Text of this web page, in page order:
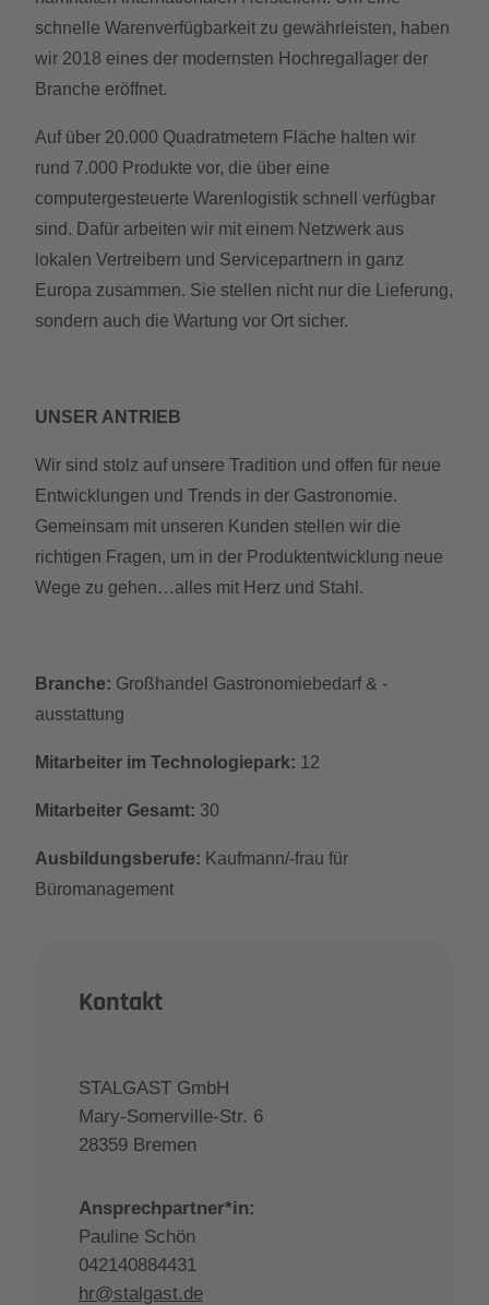
schnelle Warenverfügbarkeit zu gewährleisten, haben
wir 2018 eines der modernsten Hochregallager der
Branche eröffnet.
Auf über 20.000 Quadratmetern Fläche halten wir
rund 7.000 Produkte vor, die über eine
computergesteuerte Warenlogistik schnell verfügbar
sind. Dafür arbeiten wir mit einem Netzwerk aus
lokalen Vertreibern und Servicepartnern in ganz
Europa zusammen. Sie stellen nicht nur die Lieferung,
sondern auch die Wartung vor Ort sicher.
UNSER ANTRIEB
Wir sind stolz auf unsere Tradition und offen für neue
Entwicklungen und Trends in der Gastronomie.
Gemeinsam mit unseren Kunden stellen wir die
richtigen Fragen, um in der Produktentwicklung neue
Wege zu gehen…alles mit Herz und Stahl.
Branche: Großhandel Gastronomiebedarf & -
ausstattung
Mitarbeiter im Technologiepark: 12
Mitarbeiter Gesamt: 30
Ausbildungsberufe: Kaufmann/-frau für
Büromanagement
Kontakt
STALGAST GmbH
Mary-Somerville-Str. 6
28359 Bremen
Ansprechpartner*in:
Pauline Schön
042140884431
hr@stalgast.de